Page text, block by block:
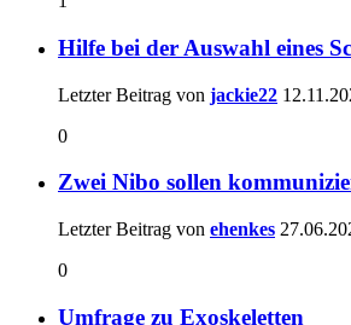
Hilfe bei der Auswahl eines
Letzter Beitrag von jackie22
0
Zwei Nibo sollen
Letzter Beitrag von ehenkes
0
Umfrage zu Exoskeletten